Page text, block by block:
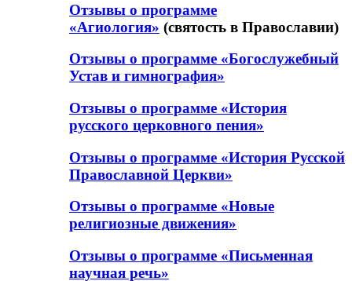
Отзывы о программе
«Агиология» (святость в Православии)
Отзывы о программе «Богослужебный
Устав и гимнография»
Отзывы о программе «История
русского церковного пения»
Отзывы о программе «История Русской
Православной Церкви»
Отзывы о программе «Новые
религиозные движения»
Отзывы о программе «Письменная
научная речь»